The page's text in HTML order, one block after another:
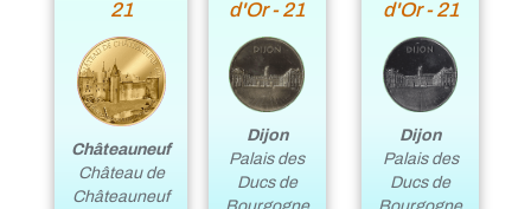
21
Châteauneuf
Château de
Châteauneuf
d'Or - 21
Dijon
Palais des
Ducs de
d'Or - 21
Dijon
Palais des
Ducs de